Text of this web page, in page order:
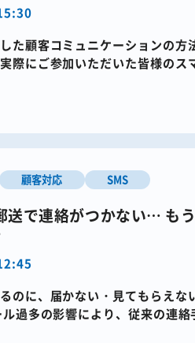
た顧客コミュニケーションの方
際にご参加いただいた皆様のス
顧客対応 SMS
送で連絡がつかない…​ も
に、届かない・見てもらえな
過多の影響により、従来の連